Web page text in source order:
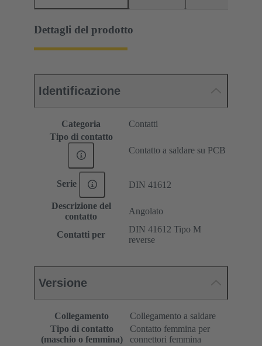
Dettagli del prodotto
Identificazione
Categoria
Contatti
Tipo di contatto
Contatto a saldare su PCB
Serie DIN 41612
Descrizione del
contatto
Angolato
Contatti per
DIN 41612 Tipo M
reverse
Versione
Collegamento
Collegamento a saldare
Tipo di contatto
(maschio o femmina)
Contatto femmina per
connettori femmina